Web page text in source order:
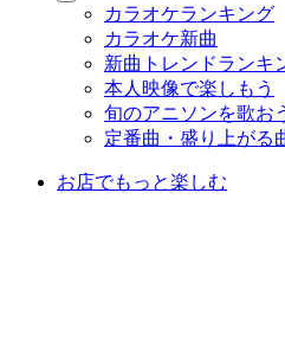
カラオケランキング
カラオケ新曲
新曲トレンドランキ
本人映像で楽しもう
旬のアニソンを歌お
定番曲・盛り上がる
お店でもっと楽しむ